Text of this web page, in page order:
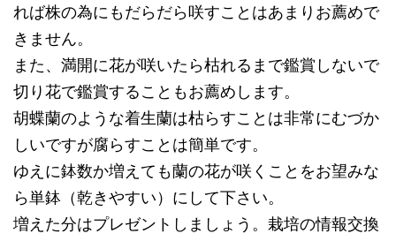
れば株の為にもだらだら咲すことはあまりお薦めで
きません。
また、満開に花が咲いたら枯れるまで鑑賞しないで
切り花で鑑賞することもお薦めします。
胡蝶蘭のような着生蘭は枯らすことは非常にむづか
しいですが腐らすことは簡単です。
ゆえに鉢数か増えても蘭の花が咲くことをお望みな
ら単鉢（乾きやすい）にして下さい。
増えた分はプレゼントしましょう。栽培の情報交換